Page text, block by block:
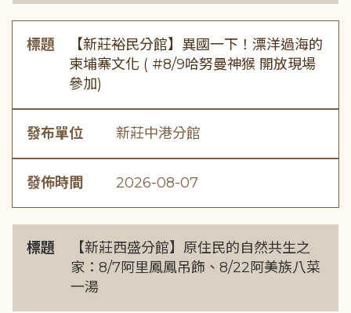
標題
【新莊裕民分館】異國一下！漂洋過海的
柬埔寨文化 ( #8/9哈努曼神猴 開放現場
參加)
發布單位 新莊中港分館
發佈時間 2026-08-07
標題
【新莊西盛分館】原住民的自然共生之
家：8/7阿里鳳鳳吊飾、8/22阿美族八菜
一湯